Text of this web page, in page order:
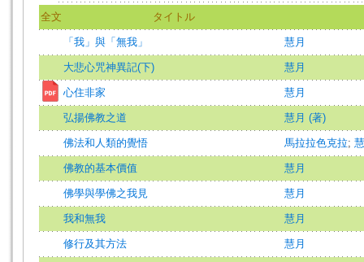
全文 タイトル
「我」與「無我」 慧月
大悲心咒神異記(下) 慧月
心住非家 慧月
弘揚佛教之道 慧月 (著)
佛法和人類的覺悟 馬拉拉色克拉;
佛教的基本價值 慧月
佛學與學佛之我見 慧月
我和無我 慧月
修行及其方法 慧月